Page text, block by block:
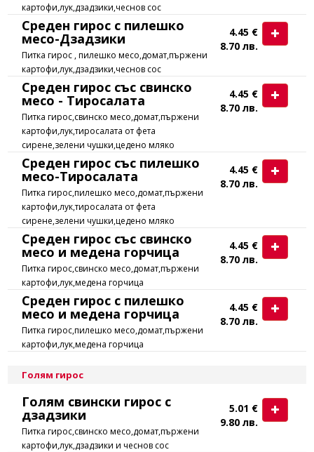
картофи,лук,дзадзики,чеснов сос
Среден гирос с пилешко
месо-Дзадзики
Питка гирос , пилешко месо,домат,пържени
картофи,лук,дзадзики,чеснов сос
4.45 €
8.70 лв.
Среден гирос със свинско
месо - Тиросалата
Питка гирос,свинско месо,домат,пържени
картофи,лук,тиросалата от фета
сирене,зелени чушки,цедено мляко
4.45 €
8.70 лв.
Среден гирос със пилешко
месо-Тиросалата
Питка гирос,пилешко месо,домат,пържени
картофи,лук,тиросалата от фета
сирене,зелени чушки,цедено мляко
4.45 €
8.70 лв.
Среден гирос със свинско
месо и медена горчица
Питка гирос,свинско месо,домат,пържени
картофи,лук,медена горчица
4.45 €
8.70 лв.
Среден гирос с пилешко
месо и медена горчица
Питка гирос,пилешко месо,домат,пържени
картофи,лук,медена горчица
4.45 €
8.70 лв.
Голям гирос
Голям свински гирос с
дзадзики
Питка гирос,свинско месо,домат,пържени
картофи,лук,дзадзики и чеснов сос
5.01 €
9.80 лв.